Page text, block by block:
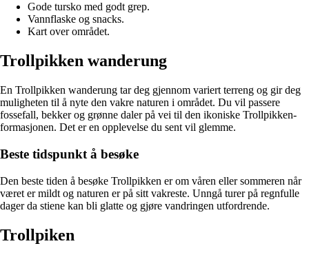
Gode tursko med godt grep.
Vannflaske og snacks.
Kart over området.
Trollpikken wanderung
En Trollpikken wanderung tar deg gjennom variert terreng og gir deg
muligheten til å nyte den vakre naturen i området. Du vil passere
fossefall, bekker og grønne daler på vei til den ikoniske Trollpikken-
formasjonen. Det er en opplevelse du sent vil glemme.
Beste tidspunkt å besøke
Den beste tiden å besøke Trollpikken er om våren eller sommeren når
været er mildt og naturen er på sitt vakreste. Unngå turer på regnfulle
dager da stiene kan bli glatte og gjøre vandringen utfordrende.
Trollpiken